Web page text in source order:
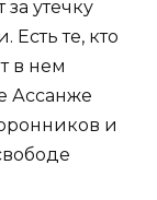
утечку
те, кто
в нем
Ассанже
и